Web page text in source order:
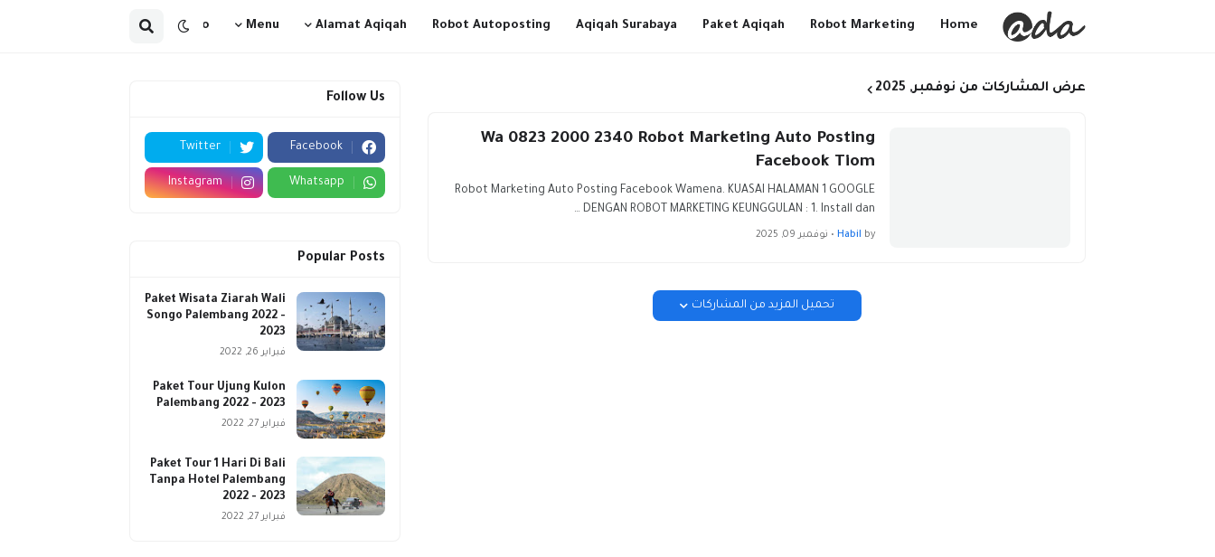
Home
Robot Marketing
Paket Aqiqah
Aqiqah Surabaya
Robot Autoposting
Alamat Aqiqah
Menu
Go
عرض المشاركات من نوفمبر, 2025
Wa 0823 2000 2340 Robot Marketing Auto Posting
Facebook Tiom
Robot Marketing Auto Posting Facebook Wamena. KUASAI HALAMAN 1 GOOGLE
DENGAN ROBOT MARKETING KEUNGGULAN : 1. Install dan …
by
Habil
• نوفمبر 09, 2025
تحميل المزيد من المشاركات
Follow Us
Facebook
Twitter
Whatsapp
Instagram
Popular Posts
Paket Wisata Ziarah Wali
Songo Palembang 2022 -
2023
فبراير 26, 2022
Paket Tour Ujung Kulon
Palembang 2022 - 2023
فبراير 27, 2022
Paket Tour 1 Hari Di Bali
Tanpa Hotel Palembang
2022 - 2023
فبراير 27, 2022